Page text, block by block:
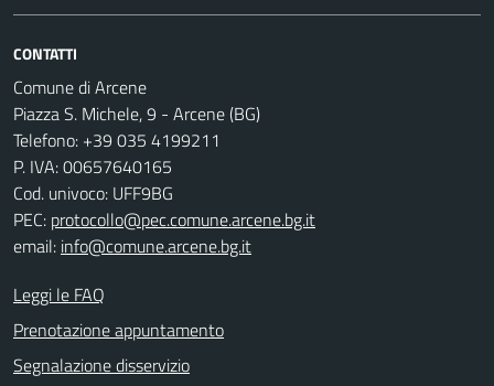
CONTATTI
Comune di Arcene
Piazza S. Michele, 9 - Arcene (BG)
Telefono: +39 035 4199211
P. IVA: 00657640165
Cod. univoco: UFF9BG
PEC: protocollo@pec.comune.arcene.bg.it
email: info@comune.arcene.bg.it
Leggi le FAQ
Prenotazione appuntamento
Segnalazione disservizio